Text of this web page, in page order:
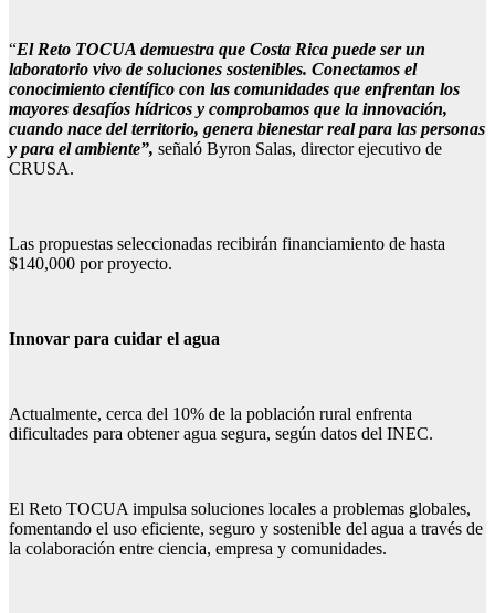
“El Reto TOCUA demuestra que Costa Rica puede ser un
laboratorio vivo de soluciones sostenibles. Conectamos el
conocimiento científico con las comunidades que enfrentan los
mayores desafíos hídricos y comprobamos que la innovación,
cuando nace del territorio, genera bienestar real para las personas
y para el ambiente”, señaló Byron Salas, director ejecutivo de
CRUSA.
Las propuestas seleccionadas recibirán financiamiento de hasta
$140,000 por proyecto.
Innovar para cuidar el agua
Actualmente, cerca del 10% de la población rural enfrenta
dificultades para obtener agua segura, según datos del INEC.
El Reto TOCUA impulsa soluciones locales a problemas globales,
fomentando el uso eficiente, seguro y sostenible del agua a través de
la colaboración entre ciencia, empresa y comunidades.